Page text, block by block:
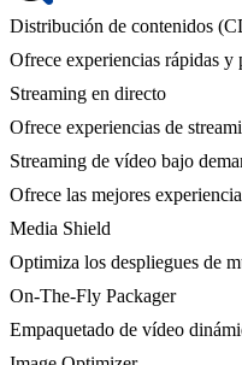
Distribución de contenidos
Ofrece experiencias rápidas y
Streaming en directo
Ofrece experiencias de
Streaming de vídeo bajo
Ofrece las mejores
Media Shield
Optimiza los despliegues de
On-The-Fly Packager
Empaquetado de vídeo